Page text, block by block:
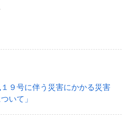
１９号に伴う災害にかかる災害
いて」